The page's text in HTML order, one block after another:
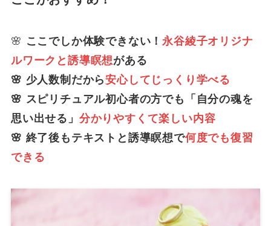
🌸 ここでしか体験できない！ 永谷綾子オリジナ
ルワークと誘導瞑想がある
🌸 少人数制だから安心してじっくり学べる
🌸 スピリチュアル初心者の方でも「自分の魂を
思い出せる」 分かりやすくて楽しい内容
🌸 終了後もテキストと誘導瞑想で何度でも復習
できる